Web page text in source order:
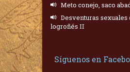
Meto conejo, saco
Desventuras sexuales
logroñés II
Síguenos en